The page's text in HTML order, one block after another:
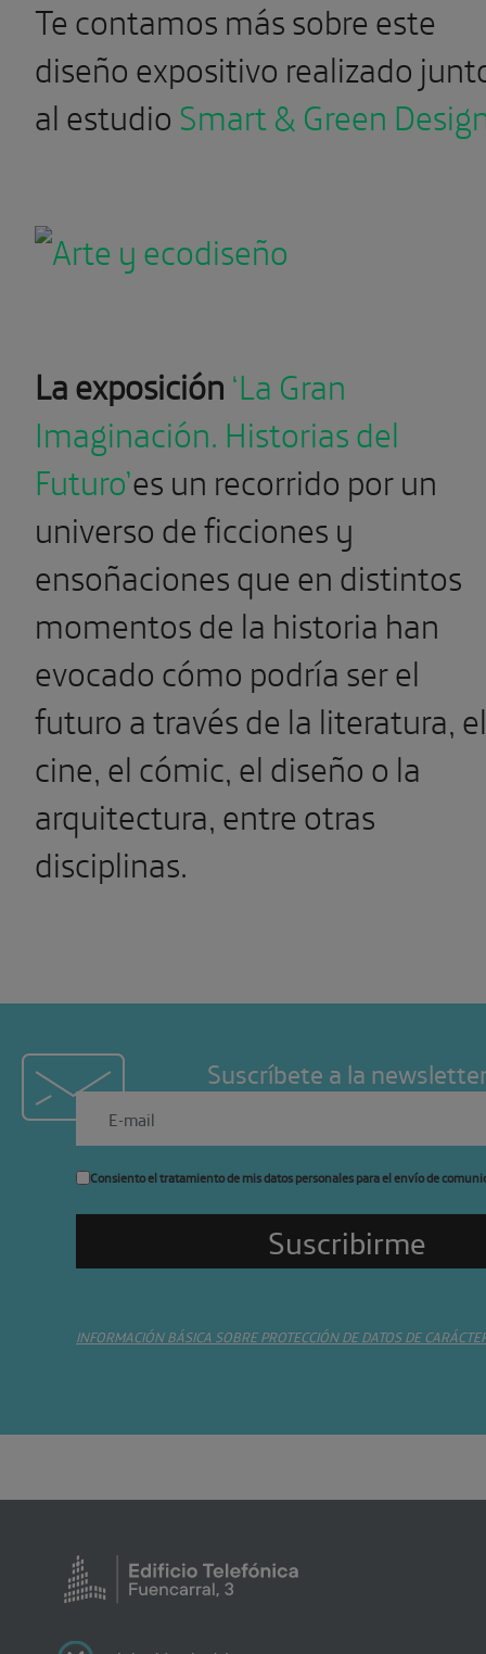
Te contamos más sobre este
diseño expositivo realizado
al estudioSmart & Green
La exposición‘La Gran
Imaginación. Historias del
Futuro’es un recorrido por un
universo de ficciones y
ensoñaciones que en distintos
momentos de la historia han
evocado cómo podría ser el
futuro a través de la literatura, el
cine, el cómic, el diseño o la
arquitectura, entre otras
disciplinas.
Suscríbete a la
Consiento el tratamiento de mis datos personales para el envío de
INFORMACIÓN BÁSICA SOBRE PROTECCIÓN DE DATOS DE